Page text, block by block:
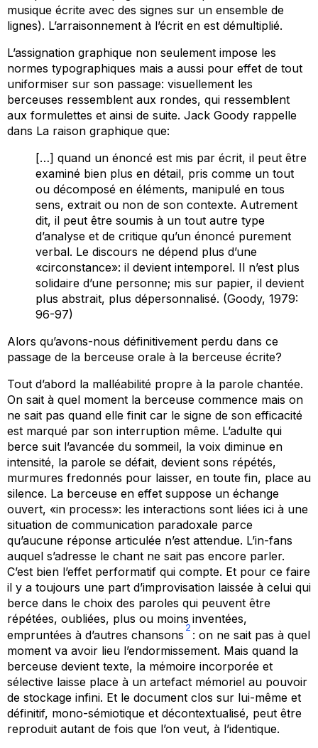
musique écrite avec des signes sur un ensemble de
lignes). L’arraisonnement à l’écrit en est démultiplié.
L’assignation graphique non seulement impose les
normes typographiques mais a aussi pour effet de tout
uniformiser sur son passage: visuellement les
berceuses ressemblent aux rondes, qui ressemblent
aux formulettes et ainsi de suite. Jack Goody rappelle
dans La raison graphique que:
[…] quand un énoncé est mis par écrit, il peut être
examiné bien plus en détail, pris comme un tout
ou décomposé en éléments, manipulé en tous
sens, extrait ou non de son contexte. Autrement
dit, il peut être soumis à un tout autre type
d’analyse et de critique qu’un énoncé purement
verbal. Le discours ne dépend plus d’une
«circonstance»: il devient intemporel. Il n’est plus
solidaire d’une personne; mis sur papier, il devient
plus abstrait, plus dépersonnalisé. (Goody, 1979:
96-97)
Alors qu’avons-nous définitivement perdu dans ce
passage de la berceuse orale à la berceuse écrite?
Tout d’abord la malléabilité propre à la parole chantée.
On sait à quel moment la berceuse commence mais on
ne sait pas quand elle finit car le signe de son efficacité
est marqué par son interruption même. L’adulte qui
berce suit l’avancée du sommeil, la voix diminue en
intensité, la parole se défait, devient sons répétés,
murmures fredonnés pour laisser, en toute fin, place au
silence. La berceuse en effet suppose un échange
ouvert, «in process»: les interactions sont liées ici à une
situation de communication paradoxale parce
qu’aucune réponse articulée n’est attendue. L’in-fans
auquel s’adresse le chant ne sait pas encore parler.
C’est bien l’effet performatif qui compte. Et pour ce faire
il y a toujours une part d’improvisation laissée à celui qui
berce dans le choix des paroles qui peuvent être
répétées, oubliées, plus ou moins inventées,
empruntées à d’autres chansons
2
: on ne sait pas à quel
moment va avoir lieu l’endormissement. Mais quand la
berceuse devient texte, la mémoire incorporée et
sélective laisse place à un artefact mémoriel au pouvoir
de stockage infini. Et le document clos sur lui-même et
définitif, mono-sémiotique et décontextualisé, peut être
reproduit autant de fois que l’on veut, à l’identique.